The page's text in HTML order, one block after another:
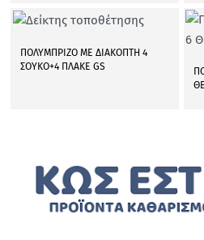
ΠΟΛΥΜΠΡΙΖΟ ΜΕ ΔΙΑΚΟΠΤΗ 4
ΣΟΥΚΟ+4 ΠΛΑΚΕ GS